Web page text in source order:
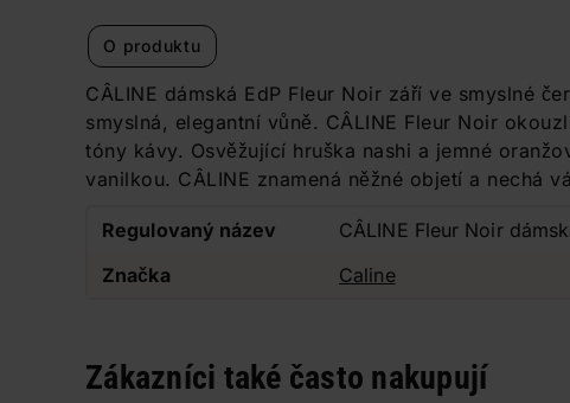
O produktu
CÂLINE dámská EdP Fleur Noir září ve smyslné
smyslná, elegantní vůně. CÂLINE Fleur Noir
tóny kávy. Osvěžující hruška nashi a jemné
vanilkou. CÂLINE znamená něžné objetí a nechá
Regulovaný název
CÂLINE Fleur Noir
Značka
Caline
Zákazníci také často nakupují